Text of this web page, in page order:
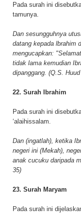
Pada surah ini
tamunya.
Dan sesungguhnya
datang kepada lbrahim
mengucapkan:
tidak lama kemudian
dipanggang. (Q.S.
22. Surah Ibrahim
Pada surah ini
‘alaihissalam.
Dan (ingatlah), ketika
negeri ini (Mekah),
anak cucuku daripada
35)
23. Surah Maryam
Pada surah ini